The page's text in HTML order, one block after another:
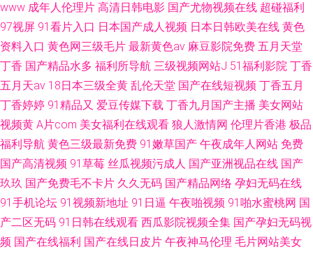
www 成年人伦理片 高清日韩电影 国产尤物视频在线 超碰福利
97视屏 91看片入口 日本国产成人视频 日本日韩欧美在线 黄色
资料入口 黄色网三级毛片 最新黄色av 麻豆影院免费 五月天堂
丁香 国产精品水多 福利所导航 三级视频网站J 51福利影院 丁香
五月天av 18日本三级全黄 乱伦天堂 国产在线短视频 丁香五月
丁香婷婷 91精品又 爱豆传媒下载 丁香九月国产主播 美女网站
视频黄 A片com 美女福利在线观看 狼人激情网 伦理片香港 极品
福利导航 黄色三级最新免费 91嫩草国产 午夜成年人网站 免费
国产高清视频 91草莓 丝瓜视频污成人 国产亚洲视品在线 国产
玖玖 国产免费毛不卡片 久久无码 国产精品网络 孕妇无码在线
91手机论坛 91视频新地址 91日逼 午夜啪视频 91啪水蜜桃网 国
产二区无码 91日韩在线观看 西瓜影院视频全集 国产孕妇无码视
频 国产在线福利 国产在线日皮片 午夜神马伦理 毛片网站美女